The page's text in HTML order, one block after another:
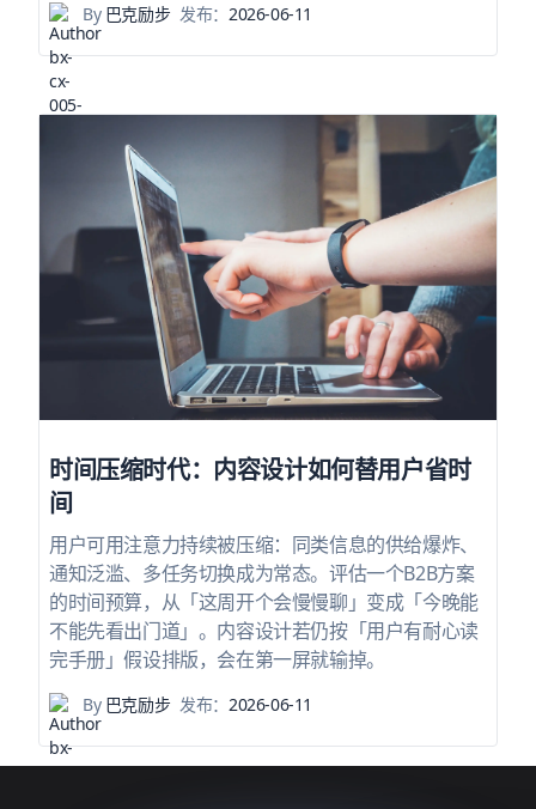
By巴克励步 发布：2026-06-11
时间压缩时代：内容设计如何替用户省时
间
用户可用注意力持续被压缩：同类信息的供给爆炸、
通知泛滥、多任务切换成为常态。评估一个B2B方案
的时间预算，从「这周开个会慢慢聊」变成「今晚能
不能先看出门道」。内容设计若仍按「用户有耐心读
完手册」假设排版，会在第一屏就输掉。
By巴克励步 发布： 2026-06-11